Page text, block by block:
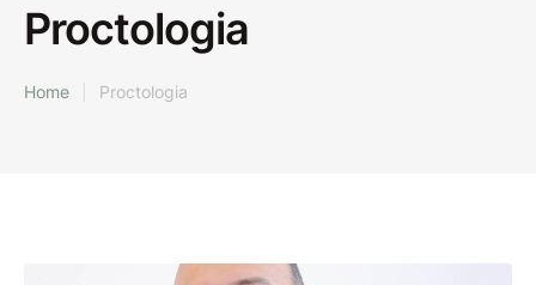
Proctologia
Home Proctologia